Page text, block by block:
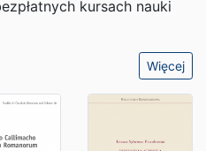
kursach nauki
Więcej